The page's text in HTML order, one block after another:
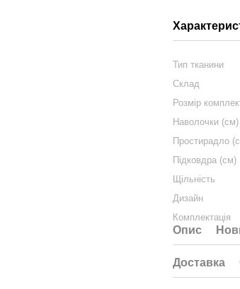
Тип тканини
Склад
Розмір
Наволочки (см)
Простирадло
Підковдра (см)
Щільність
Дизайн
Комплектація
Опис
Доставка